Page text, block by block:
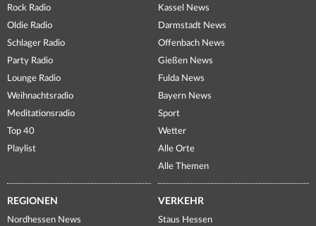
Rock Radio
Oldie Radio
Schlager Radio
Party Radio
Lounge Radio
Weihnachtsradio
Meditationsradio
Top 40
Playlist
Kassel News
Darmstadt News
Offenbach News
Gießen News
Fulda News
Bayern News
Sport
Wetter
Alle Orte
Alle Themen
REGIONEN
Nordhessen News
VERKEHR
Staus Hessen